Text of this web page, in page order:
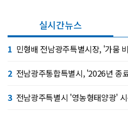
실시간뉴스
1 민형배 전남광주특별시장, '가뭄
2 전남광주통합특별시, '2026년 종
3 전남광주특별시 '영농형태양광'